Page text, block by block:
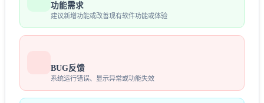
功能需求
建议新增功能或改善现有软件功能或体验
BUG反馈
系统运行错误、显示异常或功能失效